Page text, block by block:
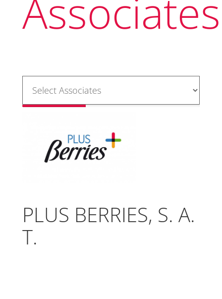
Associates
PLUS BERRIES, S. A.
T.